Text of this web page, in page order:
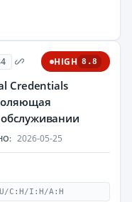
HIGH 8.8
Credentials
2026-05-25
C:H/I:H/A:H